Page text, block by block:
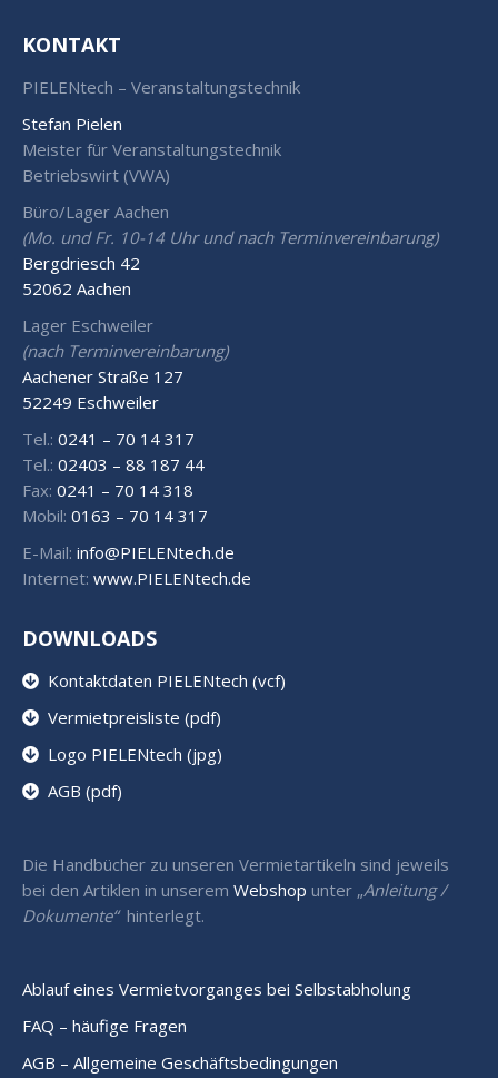
KONTAKT
PIELENtech – Veranstaltungstechnik
Stefan Pielen
Meister für Veranstaltungstechnik
Betriebswirt (VWA)
Büro/Lager Aachen
(Mo. und Fr. 10-14 Uhr und nach Terminvereinbarung)
Bergdriesch 42
52062 Aachen
Lager Eschweiler
(nach Terminvereinbarung)
Aachener Straße 127
52249 Eschweiler
Tel.: 0241 – 70 14 317
Tel.: 02403 – 88 187 44
Fax: 0241 – 70 14 318
Mobil: 0163 – 70 14 317
E-Mail: info@PIELENtech.de
Internet: www.PIELENtech.de
DOWNLOADS
Kontaktdaten PIELENtech (vcf)
Vermietpreisliste (pdf)
Logo PIELENtech (jpg)
AGB (pdf)
Die Handbücher zu unseren Vermietartikeln sind jeweils
bei den Artiklen in unserem Webshop unter „Anleitung /
Dokumente“ hinterlegt.
Ablauf eines Vermietvorganges bei Selbstabholung
FAQ – häufige Fragen
AGB – Allgemeine Geschäftsbedingungen